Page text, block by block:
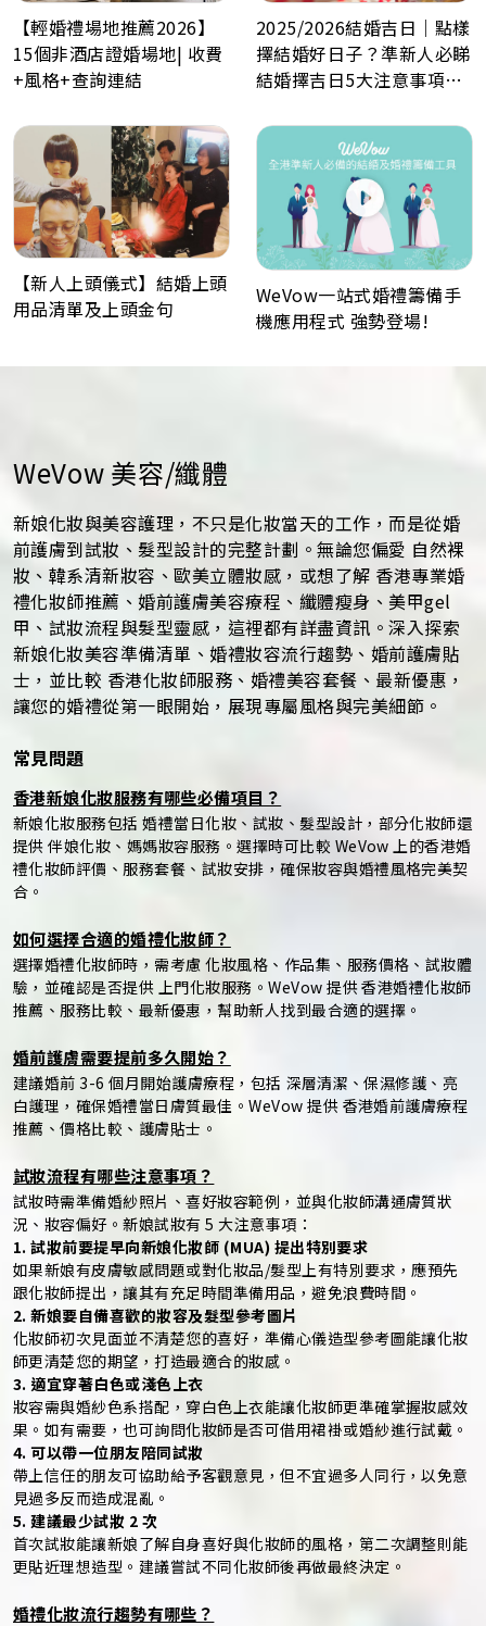
【輕婚禮場地推薦2026】
15個非酒店證婚場地| 收費
+風格+查詢連結
2025/2026結婚吉日｜點樣
擇結婚好日子？準新人必睇
結婚擇吉日5大注意事項！
【新人上頭儀式】結婚上頭
用品清單及上頭金句
WeVow一站式婚禮籌備手
機應用程式 強勢登場!
WeVow 美容/纖體
新娘化妝與美容護理，不只是化妝當天的工作，而是從婚
前護膚到試妝、髮型設計的完整計劃。無論您偏愛 自然裸
妝、韓系清新妝容、歐美立體妝感，或想了解 香港專業婚
禮化妝師推薦、婚前護膚美容療程、纖體瘦身、美甲gel
甲、試妝流程與髮型靈感，這裡都有詳盡資訊。深入探索
新娘化妝美容準備清單、婚禮妝容流行趨勢、婚前護膚貼
士，並比較 香港化妝師服務、婚禮美容套餐、最新優惠，
讓您的婚禮從第一眼開始，展現專屬風格與完美細節。
常見問題
香港新娘化妝服務有哪些必備項目？
新娘化妝服務包括 婚禮當日化妝、試妝、髮型設計，部分化妝師還
提供 伴娘化妝、媽媽妝容服務。選擇時可比較 WeVow 上的香港婚
禮化妝師評價、服務套餐、試妝安排，確保妝容與婚禮風格完美契
合。
如何選擇合適的婚禮化妝師？
選擇婚禮化妝師時，需考慮 化妝風格、作品集、服務價格、試妝體
驗，並確認是否提供 上門化妝服務。WeVow 提供 香港婚禮化妝師
推薦、服務比較、最新優惠，幫助新人找到最合適的選擇。
婚前護膚需要提前多久開始？
建議婚前 3-6 個月開始護膚療程，包括 深層清潔、保濕修護、亮
白護理，確保婚禮當日膚質最佳。WeVow 提供 香港婚前護膚療程
推薦、價格比較、護膚貼士。
試妝流程有哪些注意事項？
試妝時需準備婚紗照片、喜好妝容範例，並與化妝師溝通膚質狀
況、妝容偏好。新娘試妝有 5 大注意事項：
1. 試妝前要提早向新娘化妝師 (MUA) 提出特別要求
如果新娘有皮膚敏感問題或對化妝品/髮型上有特別要求，應預先
跟化妝師提出，讓其有充足時間準備用品，避免浪費時間。
2. 新娘要自備喜歡的妝容及髮型參考圖片
化妝師初次見面並不清楚您的喜好，準備心儀造型參考圖能讓化妝
師更清楚您的期望，打造最適合的妝感。
3. 適宜穿著白色或淺色上衣
妝容需與婚紗色系搭配，穿白色上衣能讓化妝師更準確掌握妝感效
果。如有需要，也可詢問化妝師是否可借用裙褂或婚紗進行試戴。
4. 可以帶一位朋友陪同試妝
帶上信任的朋友可協助給予客觀意見，但不宜過多人同行，以免意
見過多反而造成混亂。
5. 建議最少試妝 2 次
首次試妝能讓新娘了解自身喜好與化妝師的風格，第二次調整則能
更貼近理想造型。建議嘗試不同化妝師後再做最終決定。
婚禮化妝流行趨勢有哪些？